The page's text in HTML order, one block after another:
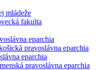
mládeže
fakulta
eparchia
pravoslávna eparchia
eparchia
pravoslávna eparchia